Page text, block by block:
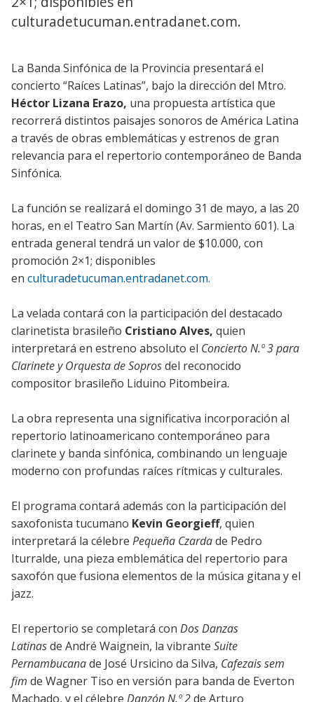
culturadetucuman.entradanet.com.
La Banda Sinfónica de la Provincia presentará el
concierto “Raíces Latinas”, bajo la dirección del Mtro.
Héctor Lizana Erazo, una propuesta artística que
recorrerá distintos paisajes sonoros de América Latina
a través de obras emblemáticas y estrenos de gran
relevancia para el repertorio contemporáneo de Banda
Sinfónica.
La función se realizará el domingo 31 de mayo, a las 20
horas, en el Teatro San Martín (Av. Sarmiento 601). La
entrada general tendrá un valor de $10.000, con
promoción 2×1; disponibles
en culturadetucuman.entradanet.com.
La velada contará con la participación del destacado
clarinetista brasileño Cristiano Alves, quien
interpretará en estreno absoluto el Concierto N.º 3 para
Clarinete y Orquesta de Soprosdel reconocido
compositor brasileño Liduino Pitombeira.
La obra representa una significativa incorporación al
repertorio latinoamericano contemporáneo para
clarinete y banda sinfónica, combinando un lenguaje
moderno con profundas raíces rítmicas y culturales.
El programa contará además con la participación del
saxofonista tucumano Kevin Georgieff, quien
interpretará la célebre Pequeña Czardade Pedro
Iturralde, una pieza emblemática del repertorio para
saxofón que fusiona elementos de la música gitana y el
jazz.
El repertorio se completará con Dos Danzas
Latinasde André Waignein, la vibrante Suite
Pernambucanade José Ursicino da Silva, Cafezais sem
fim de Wagner Tiso en versión para banda de Everton
Machado, y el célebre Danzón N.º 2de Arturo